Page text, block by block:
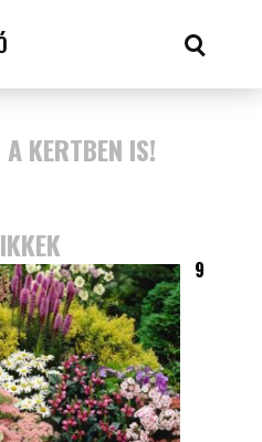
A KERTBEN IS!
9